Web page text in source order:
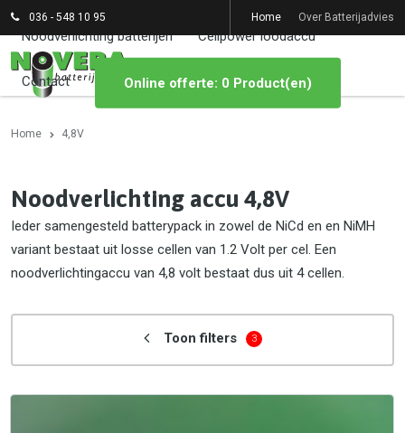
036 - 548 10 95 Home Over Batterijadvies
Noodverlichting batterijen Cellpower loodaccu
Contact Online offerte: 0 Product(en)
Home 4,8V
Noodverlichting accu 4,8V
Ieder samengesteld batterypack in zowel de NiCd en en NiMH
variant bestaat uit losse cellen van 1.2 Volt per cel. Een
noodverlichtingaccu van 4,8 volt bestaat dus uit 4 cellen.
Toon filters 3